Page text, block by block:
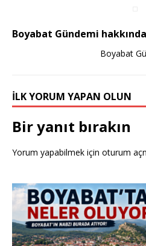
o
Boyabat Gündemi hakkında
Boyabat
İLK YORUM YAPAN OLUN
Bir yanıt bırakın
Yorum yapabilmek için oturum